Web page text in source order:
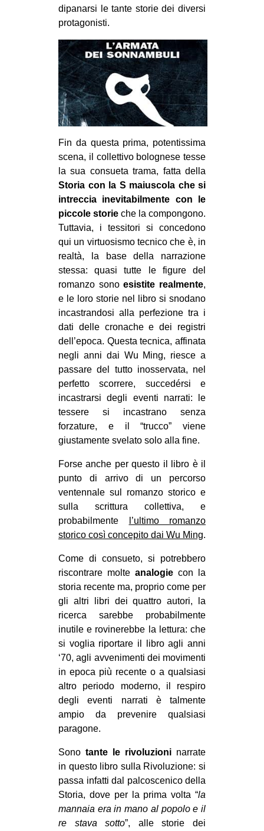
RECENSIONI
AFRICA
AMERICHE
ESTREMO ORIENTE
EUROPA
MONDO
EVENTI
in
Fb
tw
bsky
ms
SEARCH
dipanarsi le tante storie dei diversi
protagonisti.
Fin da questa prima, potentissima
scena, il collettivo bolognese tesse
la sua consueta trama, fatta della
Storia con la S maiuscola che si
intreccia inevitabilmente con le
piccole storie che la compongono.
Tuttavia, i tessitori si concedono
qui un virtuosismo tecnico che è, in
realtà, la base della narrazione
stessa: quasi tutte le figure del
romanzo sonoesistite realmente,
e le loro storie nel libro si snodano
incastrandosi alla perfezione tra i
dati delle cronache e dei registri
dell’epoca. Questa tecnica, affinata
negli anni dai Wu Ming, riesce a
passare del tutto inosservata, nel
perfetto scorrere, succedérsi e
incastrarsi degli eventi narrati: le
tessere si incastrano senza
forzature, e il “trucco” viene
giustamente svelato solo alla fine.
Forse anche per questo il libro è il
punto di arrivo di un percorso
ventennale sul romanzo storico e
sulla scrittura collettiva, e
probabilmente
l’ultimo romanzo
storico così concepito dai Wu Ming.
Come di consueto, si potrebbero
riscontrare molte analogie con la
storia recente ma, proprio come per
gli altri libri dei quattro autori, la
ricerca sarebbe probabilmente
inutile e rovinerebbe la lettura: che
si voglia riportare il libro agli anni
‘70, agli avvenimenti dei movimenti
in epoca più recente o a qualsiasi
altro periodo moderno, il respiro
degli eventi narrati è talmente
ampio da prevenire qualsiasi
paragone.
Sono tante le rivoluzioni narrate
in questo libro sulla Rivoluzione: si
passa infatti dal palcoscenico della
Storia, dove per la prima volta “la
mannaia era in mano al popolo e il
re stava sotto”, alle storie dei